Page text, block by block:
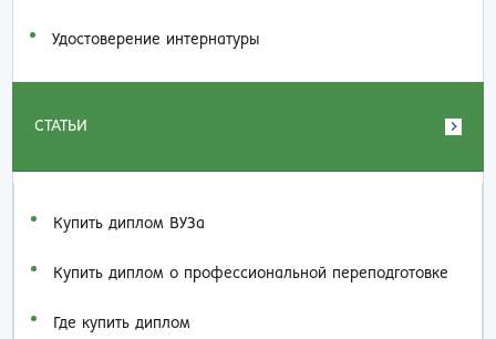
Удостоверение интернатуры
СТАТЬИ
Купить диплом ВУЗа
Купить диплом о профессиональной переподготовке
Где купить диплом